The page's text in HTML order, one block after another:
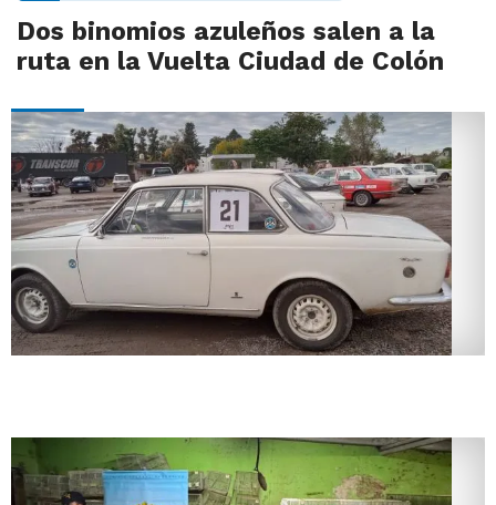
Dos binomios azuleños salen a la
ruta en la Vuelta Ciudad de Colón